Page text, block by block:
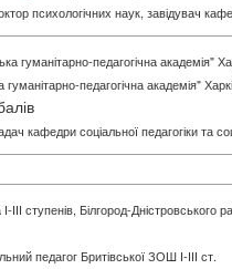
психологічних наук, завідувач
гуманітарно-педагогічна академія"
педагогічна академія"
кафедри соціальної педагогіки та
ІІІ ступенів, Білгород-Дністровського
педагог Бритівської ЗОШ І-ІІІ ст.